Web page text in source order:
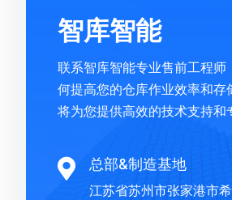
智库智能
联系智库智能专业售前工程师
何提高您的仓库作业效率和存
将为您提供高效的技术支持和
 总部&制造基地
江苏省苏州市张家港市